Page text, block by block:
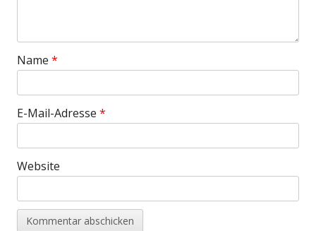
Name *
E-Mail-Adresse *
Website